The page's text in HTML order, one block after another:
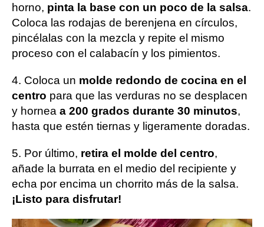
horno, pinta la base con un poco de la salsa.
Coloca las rodajas de berenjena en círculos,
pincélalas con la mezcla y repite el mismo
proceso con el calabacín y los pimientos.
4. Coloca un molde redondo de cocina en el
centro para que las verduras no se desplacen
y hornea a 200 grados durante 30 minutos,
hasta que estén tiernas y ligeramente doradas.
5. Por último, retira el molde del centro,
añade la burrata en el medio del recipiente y
echa por encima un chorrito más de la salsa.
¡Listo para disfrutar!